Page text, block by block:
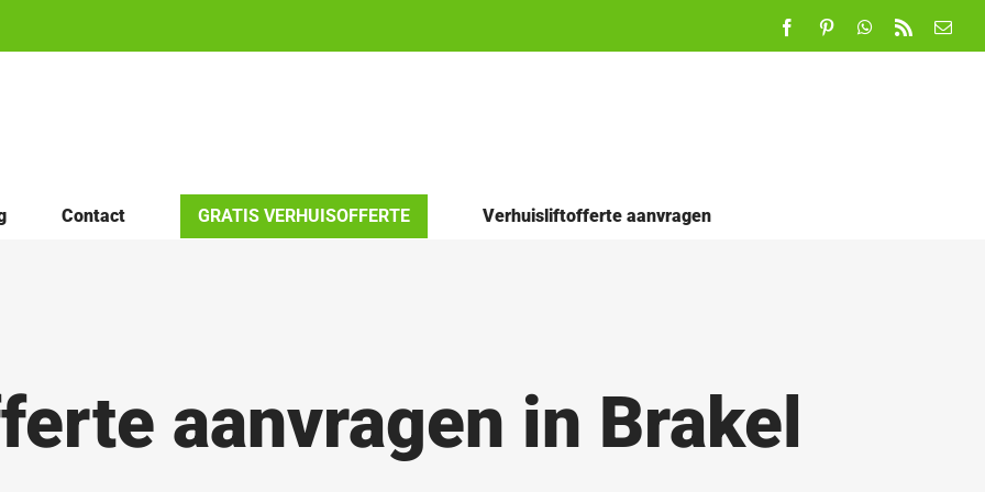
FacebookPinterestWhatsApp
Rss
E-
Contact GRATIS VERHUISOFFERTE Verhuisliftofferte aanvragen
aanvragen in Brakel